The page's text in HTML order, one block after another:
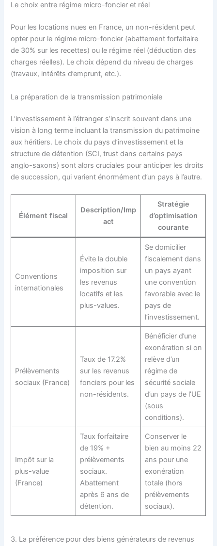
Le choix entre régime micro-foncier et réel
Pour les locations nues en France, un non-résident peut
opter pour le régime micro-foncier (abattement forfaitaire
de 30% sur les recettes) ou le régime réel (déduction des
charges réelles). Le choix dépend du niveau de charges
(travaux, intérêts d’emprunt, etc.).
La préparation de la transmission patrimoniale
L’investissement à l’étranger s’inscrit souvent dans une
vision à long terme incluant la transmission du patrimoine
aux héritiers. Le choix du pays d’investissement et la
structure de détention (SCI, trust dans certains pays
anglo-saxons) sont alors cruciales pour anticiper les droits
de succession, qui varient énormément d’un pays à l’autre.
Élément fiscal
Description/Imp
act
Stratégie
d’optimisation
courante
Conventions
internationales
Évite la double
imposition sur
les revenus
locatifs et les
plus-values.
Se domicilier
fiscalement dans
un pays ayant
une convention
favorable avec le
pays de
l’investissement.
Prélèvements
sociaux (France)
Taux de 17.2%
sur les revenus
fonciers pour les
non-résidents.
Bénéficier d’une
exonération si on
relève d’un
régime de
sécurité sociale
d’un pays de l’UE
(sous
conditions).
Impôt sur la
plus-value
(France)
Taux forfaitaire
de 19% +
prélèvements
sociaux.
Abattement
après 6 ans de
détention.
Conserver le
bien au moins 22
ans pour une
exonération
totale (hors
prélèvements
sociaux).
3. La préférence pour des biens générateurs de revenus